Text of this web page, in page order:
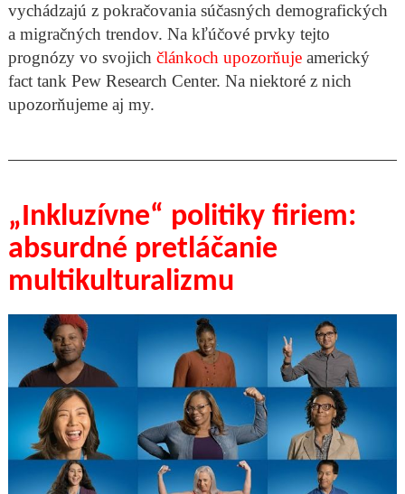
vychádzajú z pokračovania súčasných demografických
a migračných trendov. Na kľúčové prvky tejto
prognózy vo svojich článkoch upozorňujeamerický
fact tank Pew Research Center. Na niektoré z nich
upozorňujeme aj my.
„Inkluzívne“ politiky firiem:
absurdné pretláčanie
multikulturalizmu